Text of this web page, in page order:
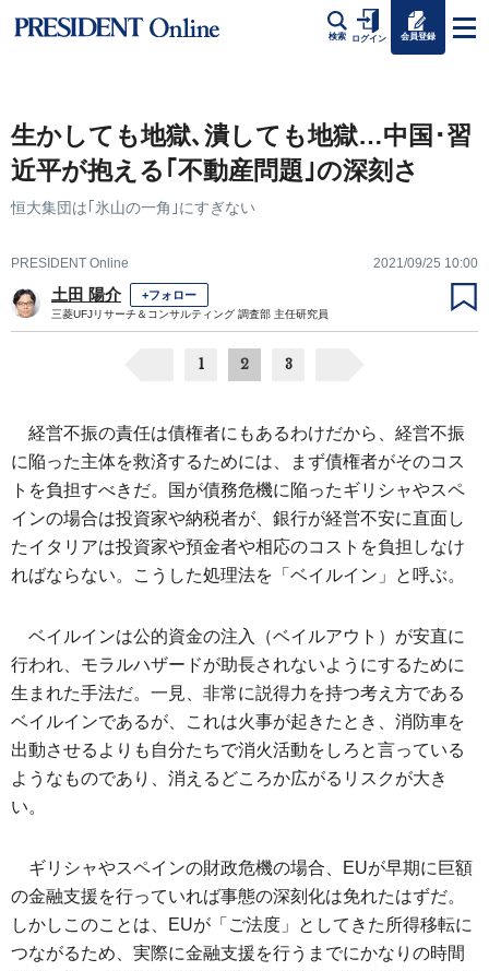
検索 ログイン 会員登録
生かしても地獄､潰しても地獄…中国･習
近平が抱える｢不動産問題｣の深刻さ
恒大集団は｢氷山の一角｣にすぎない
PRESIDENT Online 2021/09/25 10:00
土田 陽介 +フォロー
三菱UFJリサーチ＆コンサルティング 調査部 主任研究員
1 2 3
経営不振の責任は債権者にもあるわけだから、経営不振
に陥った主体を救済するためには、まず債権者がそのコス
トを負担すべきだ。国が債務危機に陥ったギリシャやスペ
インの場合は投資家や納税者が、銀行が経営不安に直面し
たイタリアは投資家や預金者や相応のコストを負担しなけ
ればならない。こうした処理法を「ベイルイン」と呼ぶ。
ベイルインは公的資金の注入（ベイルアウト）が安直に
行われ、モラルハザードが助長されないようにするために
生まれた手法だ。一見、非常に説得力を持つ考え方である
ベイルインであるが、これは火事が起きたとき、消防車を
出動させるよりも自分たちで消火活動をしろと言っている
ようなものであり、消えるどころか広がるリスクが大き
い。
ギリシャやスペインの財政危機の場合、EUが早期に巨額
の金融支援を行っていれば事態の深刻化は免れたはずだ。
しかしこのことは、EUが「ご法度」としてきた所得移転に
つながるため、実際に金融支援を行うまでにかなりの時間